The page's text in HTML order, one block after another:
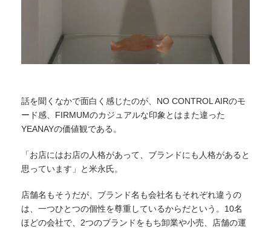
話を聞くなかで面白く感じたのが、NO CONTROL AIRのモ
ード感、FIRMUMのカジュアルな印象とはまた違った
YEANAYの価値観である。
「お店にはお店の人格があって、ブランドにも人格があると
思っています」と米永氏。
店舗名もそうだが、ブランド名も会社名もそれぞれ違うの
は、一つひとつの個性を尊重しているからだという。10名
ほどの会社で、2つのブランドをもち卸業や小売、店舗の運